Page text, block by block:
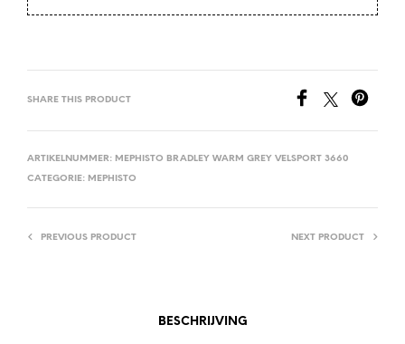
SHARE THIS PRODUCT
ARTIKELNUMMER: MEPHISTO BRADLEY WARM GREY VELSPORT 3660
CATEGORIE: MEPHISTO
PREVIOUS PRODUCT NEXT PRODUCT
BESCHRIJVING